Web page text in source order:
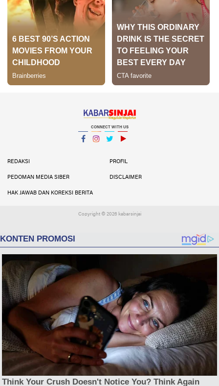
CONNECT WITH US
REDAKSI
PROFIL
PEDOMAN MEDIA SIBER DISCLAIMER
HAK JAWAB DAN KOREKSI BERITA
Copyright © 2026 kabarsinjai